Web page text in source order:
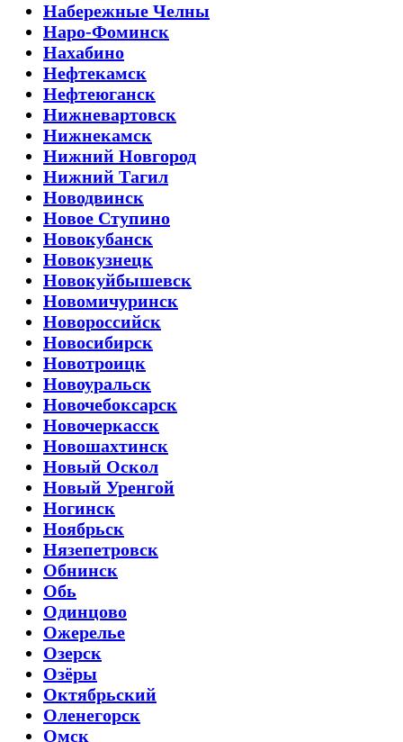
Набережные Челны
Наро-Фоминск
Нахабино
Нефтекамск
Нефтеюганск
Нижневартовск
Нижнекамск
Нижний Новгород
Нижний Тагил
Новодвинск
Новое Ступино
Новокубанск
Новокузнецк
Новокуйбышевск
Новомичуринск
Новороссийск
Новосибирск
Новотроицк
Новоуральск
Новочебоксарск
Новочеркасск
Новошахтинск
Новый Оскол
Новый Уренгой
Ногинск
Ноябрьск
Нязепетровск
Обнинск
Обь
Одинцово
Ожерелье
Озерск
Озёры
Октябрьский
Оленегорск
Омск